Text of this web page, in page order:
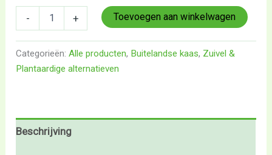
- + Toevoegen aan winkelwagen
Categorieën:Alle producten, Buitelandse kaas, Zuivel &
Plantaardige alternatieven
Beschrijving